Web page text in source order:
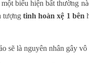
biểu hiện bất thường
tượng tinh hoàn xệ 1 bên
sẽ là nguyên nhân gây